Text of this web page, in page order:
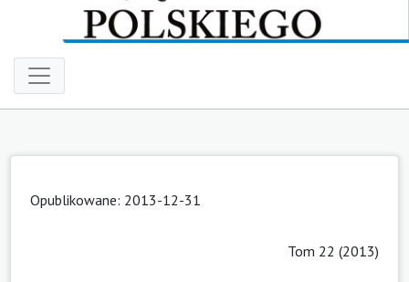
Opublikowane: 2013-12-31
Tom 22 (2013)